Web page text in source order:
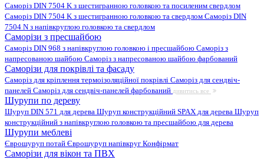
Саморіз DIN 7504 K з шестигранною головкою та посиленим свердлом
Саморіз DIN 7504 K з шестигранною головкою та свердлом Саморіз DIN
7504 N з напівкруглою головкою та свердлом
Саморізи з пресшайбою
Саморіз DIN 968 з напівкруглою головкою і пресшайбою Саморіз з
напресованою шайбою Саморіз з напресованою шайбою фарбований
Саморізи для покрівлі та фасаду
Саморіз для кріплення термоізоляційної покрівлі Саморіз для сендвіч-
панелей Саморіз для сендвіч-панелей фарбований дивитись все
Шурупи по дереву
Шуруп DIN 571 для дерева Шуруп конструкційний SPAX для дерева Шуруп
конструкційний з напівкруглою головкою та пресшайбою для дерева
Шурупи меблеві
Єврошуруп потай Єврошуруп напівкруг Конфірмат
Саморізи для вікон та ПВХ